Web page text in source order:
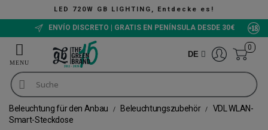
LED 720W GB LIGHTING, Entdecke es!
ENVÍO DISCRETO | GRATIS EN PENÍNSULA DESDE 30€
DE
0
Beleuchtung für den Anbau Beleuchtungszubehör
VDL WLAN-
Smart-Steckdose